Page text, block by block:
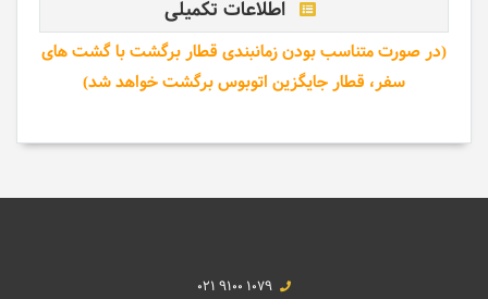
اطلاعات تکمیلی
(در صورت متناسب بودن زمانبندی قطار برگشت با گشت های
سفر، قطار جایگزین اتوبوس برگشت خواهد شد)
021 9100 1079